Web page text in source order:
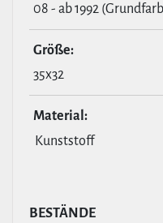
08 - ab 1992
Größe:
35x32
Material:
Kunststoff
BESTÄNDE